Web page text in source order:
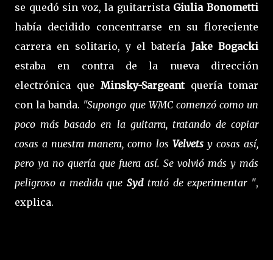
se quedó sin voz, la guitarrista Giulia Bonometti
había decidido concentrarse en su floreciente
carrera en solitario, y el batería Jake Bogacki
estaba en contra de la nueva dirección
electrónica que Minsky-Sargeantquería tomar
con la banda. "Supongo que WMC comenzó como un
poco más basado en la guitarra, tratando de copiar
cosas a nuestra manera, como los Velvets y cosas así,
pero ya no quería que fuera así. Se volvió más y más
peligroso a medida que Syd trató de experimentar ",
explica.